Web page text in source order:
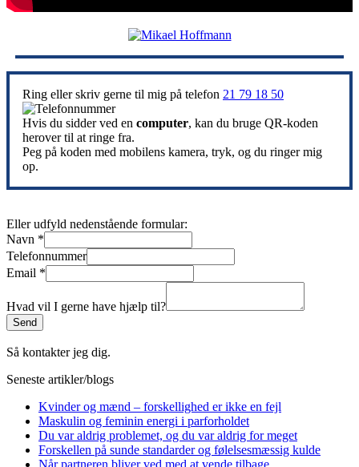
Ring eller skriv gerne til mig på telefon 21 79 18 50
Hvis du sidder ved en computer, kan du bruge QR-koden
herover til at ringe fra.
Peg på koden med mobilens kamera, tryk, og du ringer mig
op.
Eller udfyld nedenstående formular:
Navn *
Telefonnummer
Email *
Hvad vil I gerne have hjælp til?
Send
Så kontakter jeg dig.
Seneste artikler/blogs
Kvinder og mænd – forskellighed er ikke en fejl
Maskulin og feminin energi i parforholdet
Du var aldrig problemet, og du var aldrig for meget
Forskellen på sunde standarder og følelsesmæssig kulde
Når partneren bliver ved med at vende tilbage